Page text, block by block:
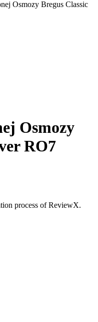
Osmozy Bregus Classic
Osmozy
RO7
process of ReviewX.